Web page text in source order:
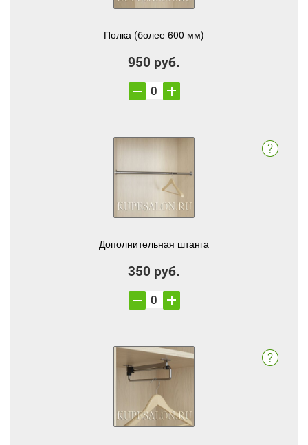
Полка (более 600 мм)
950 руб.
Дополнительная штанга
350 руб.